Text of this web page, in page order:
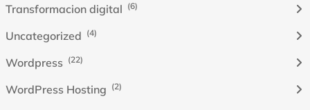
Transformacion digital (6)
Uncategorized (4)
Wordpress (22)
WordPress Hosting (2)